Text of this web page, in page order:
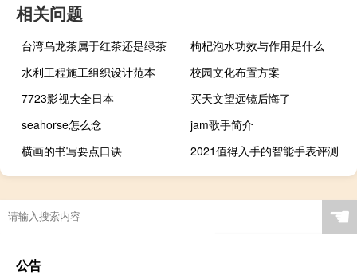
相关问题
台湾乌龙茶属于红茶还是绿茶
枸杞泡水功效与作用是什么
水利工程施工组织设计范本
校园文化布置方案
7723影视大全日本
买天文望远镜后悔了
seahorse怎么念
jam歌手简介
横画的书写要点口诀
2021值得入手的智能手表评测
☚
公告